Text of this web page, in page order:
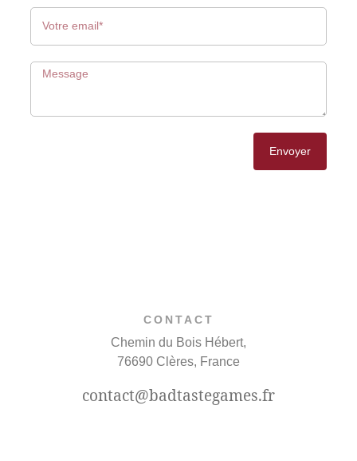
Envoyer
CONTACT
Chemin du Bois Hébert,
76690 Clères, France
contact@badtastegames.fr